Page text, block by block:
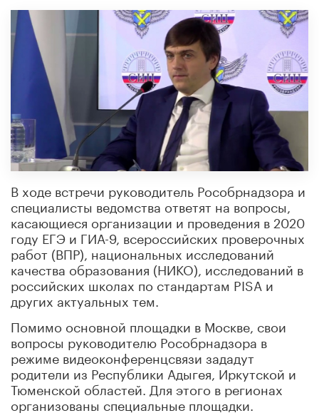
В ходе встречи руководитель Рособрнадзора и
специалисты ведомства ответят на вопросы,
касающиеся организации и проведения в 2020
году ЕГЭ и ГИА-9, всероссийских проверочных
работ (ВПР), национальных исследований
качества образования (НИКО), исследований в
российских школах по стандартам PISA и
других актуальных тем.
Помимо основной площадки в Москве, свои
вопросы руководителю Рособрнадзора в
режиме видеоконференцсвязи зададут
родители из Республики Адыгея, Иркутской и
Тюменской областей. Для этого в регионах
организованы специальные площадки.